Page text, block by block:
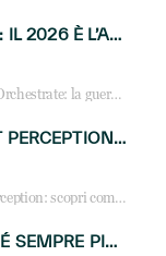
AI AGENT PLATFORM: IL 2026 È L’ANNO DEL «SISTEMA OPERATIVO» PER GLI AGENTI AZIENDALI
Frontier, Foundry e watsonx Orchestrate: la guerra delle piattaforme AI agent ridisegna il mercato IT. Cosa cambia per reseller, MSP e system integrator.
MICROSOFT PROJECT PERCEPTION: COME GLI AGENTI AI CAMBIERANNO SOC, CYBERSECURITY E SERVIZI MSP
Microsoft presenta Project Perception: scopri come gli agenti AI possono trasformare cybersecurity, SOC e servizi gestiti degli MSP.
HP PROBOOK: PERCHÉ SEMPRE PIÙ AZIENDE SCELGONO NOTEBOOK PROGETTATI PER IL LAVORO MODERNO